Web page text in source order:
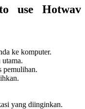
use Hotwav
ke komputer.
pemulihan.
yang diinginkan.